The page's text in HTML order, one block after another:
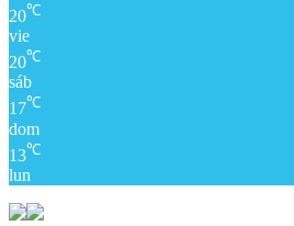
20℃
vie
20℃
sáb
17℃
dom
13℃
lun